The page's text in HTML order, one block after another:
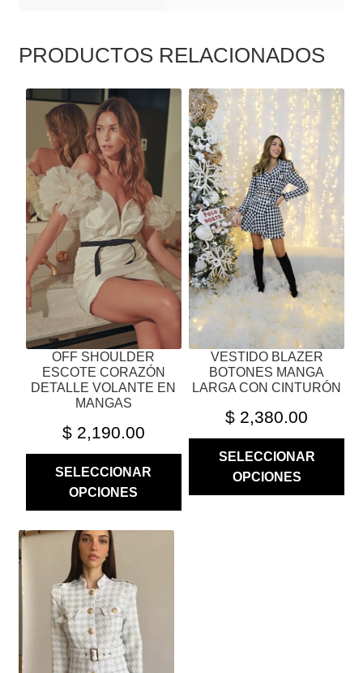
PRODUCTOS RELACIONADOS
OFF SHOULDER
ESCOTE CORAZÓN
DETALLE VOLANTE EN
MANGAS
$2,190.00
SELECCIONAR
OPCIONES
ESTE
PRODUCTO
TIENE
MÚLTIPLES
VARIANTES.
LAS
OPCIONES
SE
PUEDEN
ELEGIR
EN
PÁGINA
PRODUCTO
VESTIDO BLAZER
BOTONES MANGA
LARGA CON CINTURÓN
$ 2,380.00
SELECCIONAR
OPCIONES
ESTE
PRODUCTO
TIENE
MÚLTIPLES
VARIANTES.
LAS
OPCIONES
SE
PUEDEN
ELEGIR
EN
LA
PÁGINA
PRODUCTO
ESTE
PRODUCTO
MÚLTIPLES
VARIANTES.
OPCIONES